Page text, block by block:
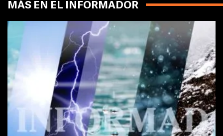
MÁS EN EL INFORMADOR